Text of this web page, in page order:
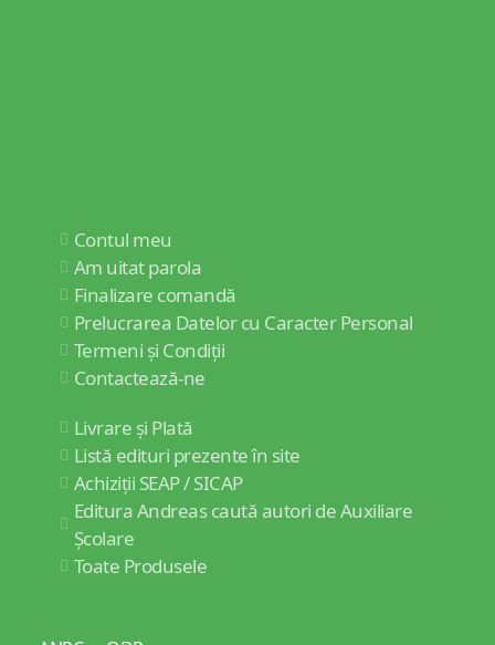
Contul meu
Am uitat parola
Finalizare comandă
Prelucrarea Datelor cu Caracter Personal
Termeni și Condiții
Contactează-ne
Livrare și Plată
Listă edituri prezente în site
Achiziții SEAP / SICAP
Editura Andreas caută autori de Auxiliare
Școlare
Toate Produsele